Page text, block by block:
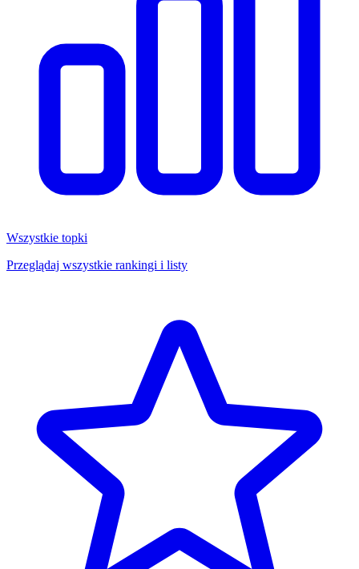
Wszystkie topki
Przeglądaj wszystkie rankingi i listy